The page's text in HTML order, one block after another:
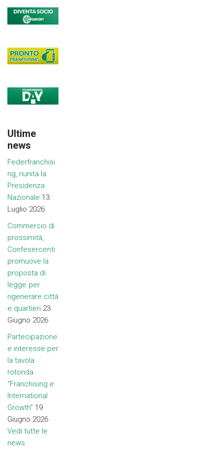
Ultime
news
Federfranchisi
ng, riunita la
Presidenza
Nazionale 13
Luglio 2026
Commercio di
prossimità,
Confesercenti
promuove la
proposta di
legge per
rigenerare città
e quartieri 23
Giugno 2026
Partecipazione
e interesse per
la tavola
rotonda
“Franchising e
International
Growth” 19
Giugno 2026
Vedi tutte le
news